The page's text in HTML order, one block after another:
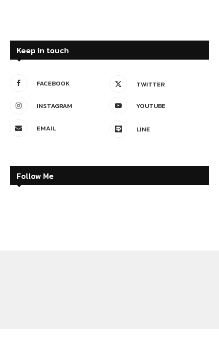
Keep in touch
FACEBOOK TWITTER
INSTAGRAM YOUTUBE
EMAIL LINE
Follow Me